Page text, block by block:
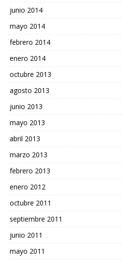
junio 2014
mayo 2014
febrero 2014
enero 2014
octubre 2013
agosto 2013
junio 2013
mayo 2013
abril 2013
marzo 2013
febrero 2013
enero 2012
octubre 2011
septiembre 2011
junio 2011
mayo 2011